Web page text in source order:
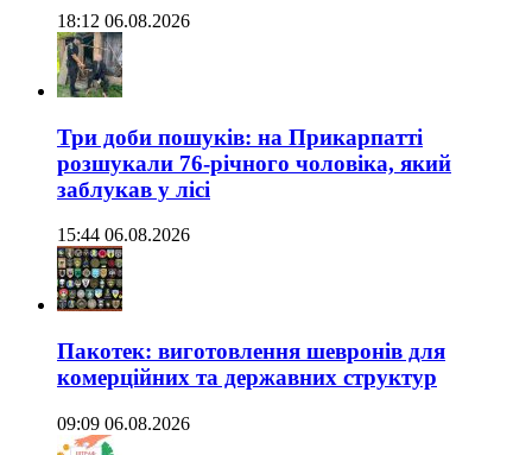
18:12 06.08.2026
Три доби пошуків: на Прикарпатті
розшукали 76-річного чоловіка, який
заблукав у лісі
15:44 06.08.2026
Пакотек: виготовлення шевронів для
комерційних та державних структур
09:09 06.08.2026